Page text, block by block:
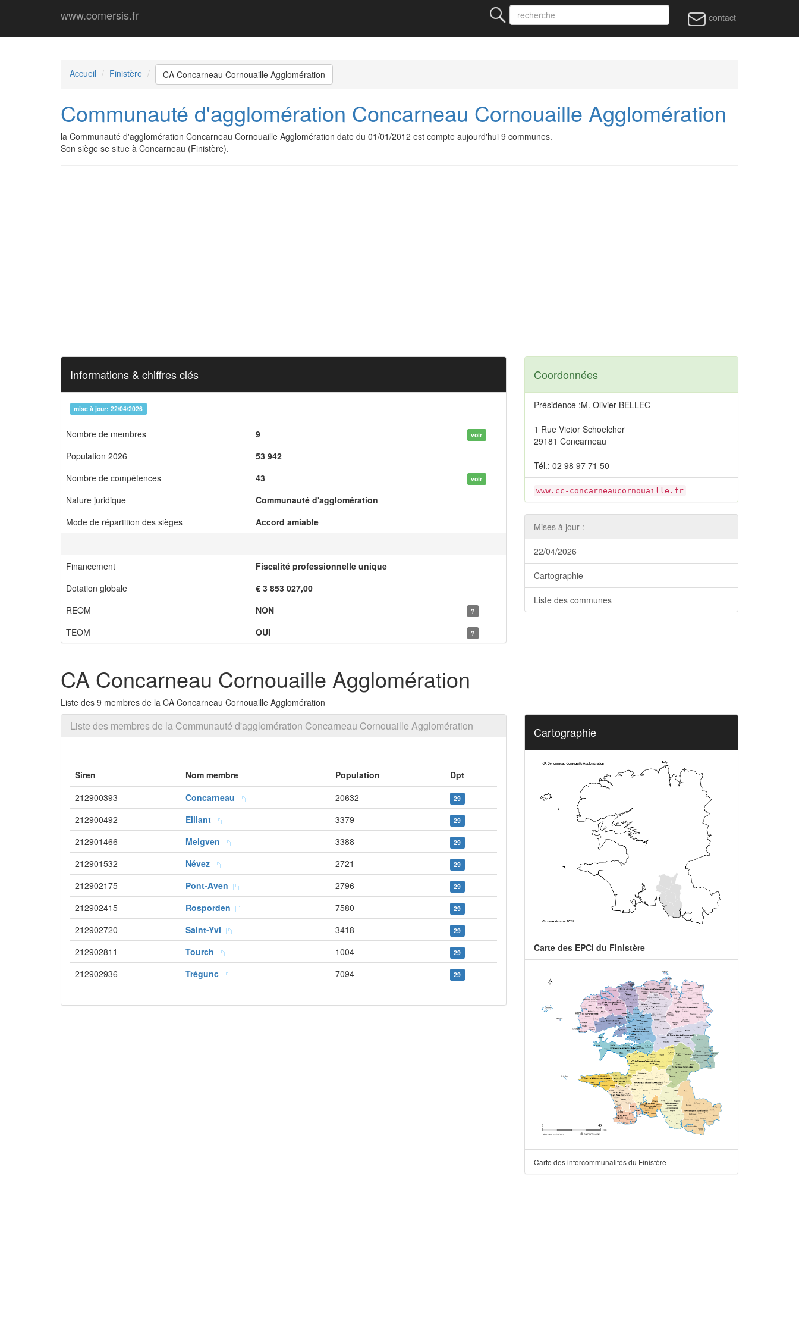
www.comersis.fr contact
Accueil Finistère CA Concarneau Cornouaille Agglomération
Communauté d'agglomération Concarneau Cornouaille Agglomération
la Communauté d'agglomération Concarneau Cornouaille Agglomération date du 01/01/2012 est compte aujourd'hui 9 communes.
Son siège se situe à Concarneau (Finistère).
Informations & chiffres clés
mise à jour: 22/04/2026
Nombre de membres 9 voir
Population 2026
53 942
Nombre de compétences
43 voir
Nature juridique
Communauté d'agglomération
Mode de répartition des sièges
Accord amiable
Financement
Fiscalité professionnelle unique
Dotation globale
€ 3 853 027,00
REOM
NON ?
TEOM OUI ?
Coordonnées
Présidence :M. Olivier BELLEC
1 Rue Victor Schoelcher
29181 Concarneau
Tél.: 02 98 97 71 50
www.cc-concarneaucornouaille.fr
Mises à jour :
22/04/2026
Cartographie
Liste des communes
CA Concarneau Cornouaille Agglomération
Liste des 9 membres de la CA Concarneau Cornouaille Agglomération
Liste des membres de la Communauté d'agglomération Concarneau Cornouaille Agglomération
Siren Nom membre Population
Dpt
212900393
Concarneau 20632 29
212900492 Elliant 3379 29
212901466 Melgven 3388 29
212901532 Névez 2721 29
212902175 Pont-Aven 2796 29
212902415 Rosporden 7580 29
212902720 Saint-Yvi 3418 29
212902811 Tourch 1004 29
212902936 Trégunc 7094 29
Cartographie
Carte des EPCI du Finistère
Carte des intercommunalités du Finistère